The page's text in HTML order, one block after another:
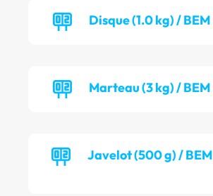
Disque (1.0 kg) / BEM
Marteau (3 kg) / BEM
Javelot (500 g) / BEM